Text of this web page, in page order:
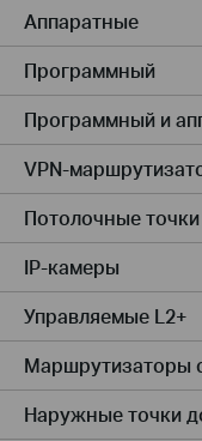
Аппаратные
Программный
Программный и
VPN-
Потолочные
IP-камеры
Управляемые L2+
Маршрутизаторы
Наружные точки